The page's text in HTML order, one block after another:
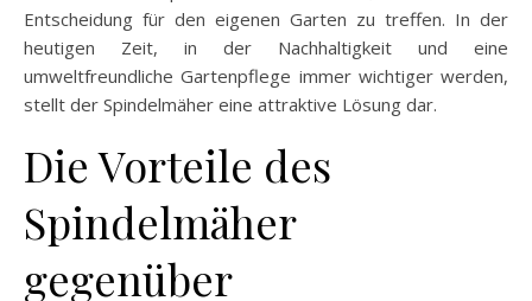
Entscheidung für den eigenen Garten zu treffen. In der
heutigen Zeit, in der Nachhaltigkeit und eine
umweltfreundliche Gartenpflege immer wichtiger werden,
stellt der Spindelmäher eine attraktive Lösung dar.
Die Vorteile des
Spindelmäher
gegenüber